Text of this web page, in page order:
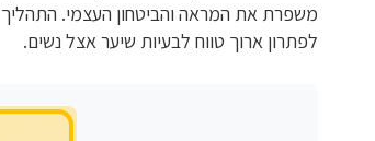
משפרת את המראה והביטחון העצמי.
לפתרון ארוך טווח לבעיות שיער אצל נשים.